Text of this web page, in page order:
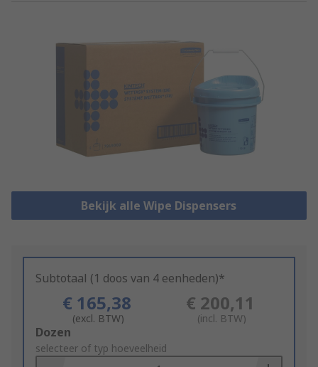
Bekijk alle Wipe Dispensers
Subtotaal (1 doos van 4 eenheden)*
€ 165,38
(excl. BTW)
€ 200,11
(incl. BTW)
Add
to
Dozen
selecteer of typ hoeveelheid